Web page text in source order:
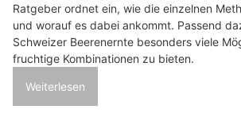
Ratgeber ordnet ein, wie die einzelnen
und worauf es dabei ankommt. Passend
Schweizer Beerenernte besonders viele
fruchtige Kombinationen zu bieten.
Weiterlesen